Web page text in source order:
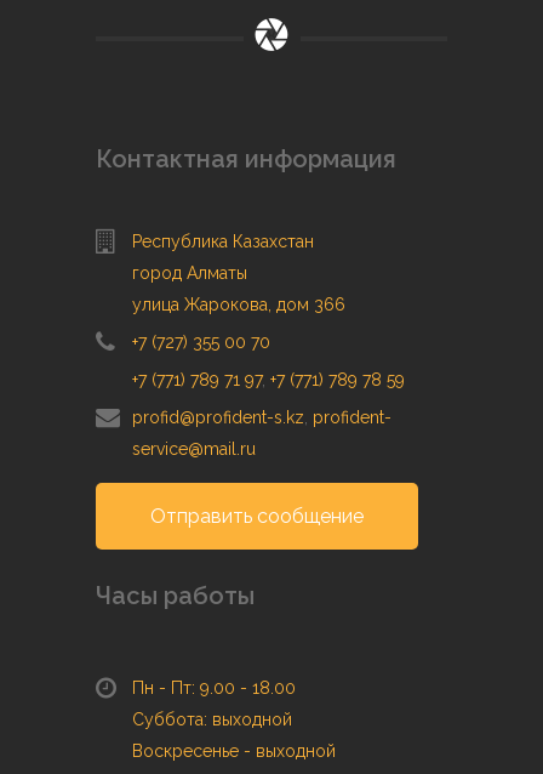
Контактная информация
Республика Казахстан
город Алматы
улица Жарокова, дом 366
+7 (727) 355 00 70
+7 (771) 789 71 97, +7 (771) 789 78 59
profid@profident-s.kz profident-
service@mail.ru
Отправить сообщение
Часы работы
Пн - Пт: 9.00 - 18.00
Суббота: выходной
Воскресенье - выходной